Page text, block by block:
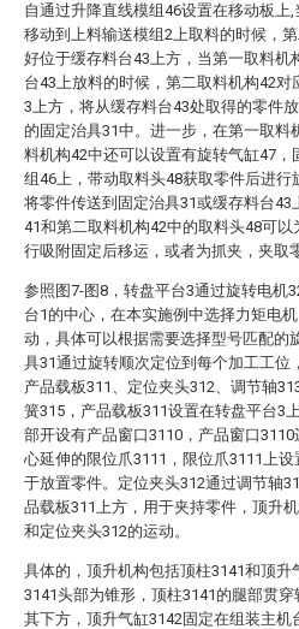
自通过升降直线模组46设置在移动板上,
移动到上料输送模组2上取料的时候，
好位于缓存料台43上方，当第一取料机
台43上放料的时候，第二取料机构42对
3上方，将从缓存料台43处取得的零件
的固定治具31中。进一步，在第一取料
料机构42中还可以设置有旋转气缸47，
组46上，带动取料头48获取零件后进行
将零件传送到固定治具31或缓存料台43
41和第二取料机构42中的取料头48可
行吸附固定后移运，或者为抓夹，夹取
参照图7-图8，转盘平台3通过旋转电机
台1的中心，在本实施例中选择力矩电
动，具体可以根据需要选择型号匹配的
具31通过旋转顺次定位到每个加工工位
产品载板311、定位夹头312、调节轴
簧315，产品载板311设置在转盘平台3
部开设有产品窗口3110，产品窗口
心延伸的限位爪3111，限位爪3111上设
于放置零件。定位夹头312通过调节轴
品载板311上方，用于夹持零件，顶升
和定位夹头312的运动。
具体的，顶升机构包括顶柱3141和顶升
3141头部为锥形，顶柱3141的腿部贯
其下方，顶升气缸3142固定在组装主机